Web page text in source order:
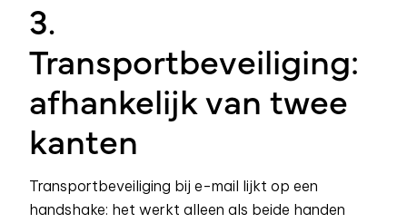
3.
Transportbeveiliging:
afhankelijk van twee
kanten
Transportbeveiliging bij e-mail lijkt op een
handshake: het werkt alleen als beide handen